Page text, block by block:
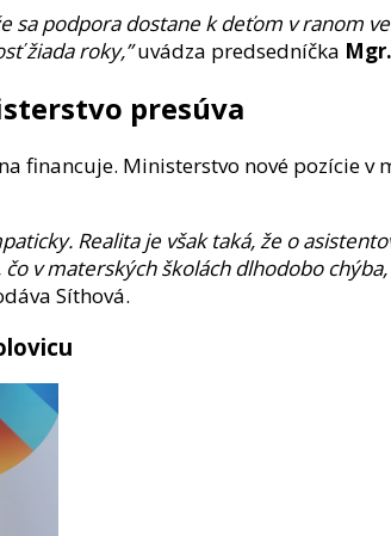
sa podpora dostane k deťom v ranom
žiada roky,”uvádza predsedníčka
presúva
financuje. Ministerstvo nové pozície
Realita je však taká, že o
v materských školách dlhodobo
Síthová.